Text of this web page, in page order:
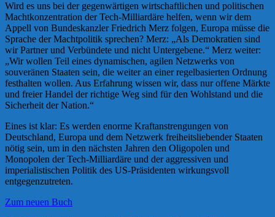
Wird es uns bei der gegenwärtigen wirtschaftlichen und politischen
Machtkonzentration der Tech-Milliardäre helfen, wenn wir dem
Appell von Bundeskanzler Friedrich Merz folgen, Europa müsse die
Sprache der Machtpolitik sprechen? Merz: „Als Demokratien sind
wir Partner und Verbündete und nicht Untergebene.“ Merz weiter:
„Wir wollen Teil eines dynamischen, agilen Netzwerks von
souveränen Staaten sein, die weiter an einer regelbasierten Ordnung
festhalten wollen. Aus Erfahrung wissen wir, dass nur offene Märkte
und freier Handel der richtige Weg sind für den Wohlstand und die
Sicherheit der Nation.“
Eines ist klar: Es werden enorme Kraftanstrengungen von
Deutschland, Europa und dem Netzwerk freiheitsliebender Staaten
nötig sein, um in den nächsten Jahren den Oligopolen und
Monopolen der Tech-Milliardäre und der aggressiven und
imperialistischen Politik des US-Präsidenten wirkungsvoll
entgegenzutreten.
Zum neuen Buch